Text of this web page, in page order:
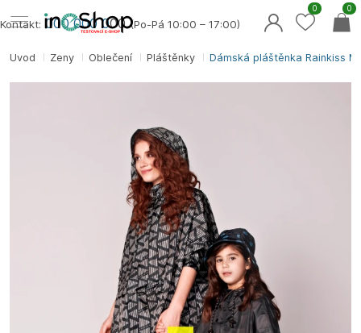
Úvod Ženy Oblečení Pláštěnky Dámská pláštěnka Rainkiss
Kontakt: 000 000 000(Po-Pá 10:00 – 17:00)
0
0